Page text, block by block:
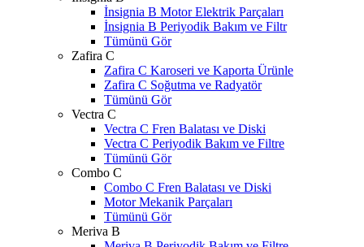
İnsignia B Motor Elektrik Parçaları
İnsignia B Periyodik Bakım ve Filtr
Tümünü Gör
Zafira C
Zafira C Karoseri ve Kaporta Ürünle
Zafira C Soğutma ve Radyatör
Tümünü Gör
Vectra C
Vectra C Fren Balatası ve Diski
Vectra C Periyodik Bakım ve Filtre
Tümünü Gör
Combo C
Combo C Fren Balatası ve Diski
Motor Mekanik Parçaları
Tümünü Gör
Meriva B